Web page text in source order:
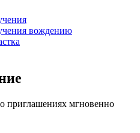
вождению
приглашениях мгновенно